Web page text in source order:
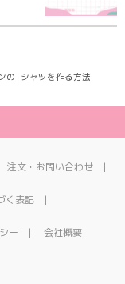
のTシャツを作る方法
注文・お問い合わせ
く表記
ー 会社概要